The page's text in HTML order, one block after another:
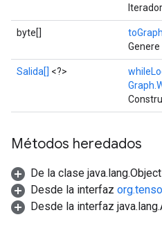
byte[]
Salida[] <?>
Métodos heredados
De la clase java.lang.Object
Desde la interfaz
Desde la interfaz